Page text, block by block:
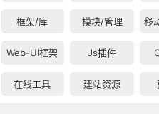
框架/库 模块/管理 移
Web-UI框架 Js插件
在线工具 建站资源